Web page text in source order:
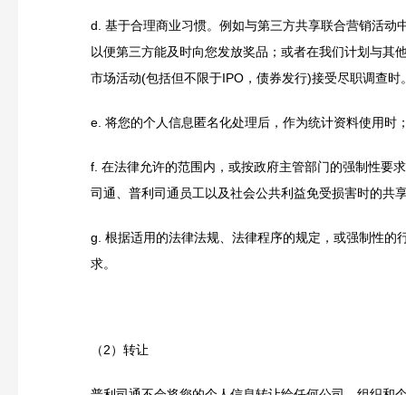
d. 基于合理商业习惯。例如与第三方共享联合营销活动
以便第三方能及时向您发放奖品；或者在我们计划与其
市场活动(包括但不限于IPO，债券发行)接受尽职调查时
e. 将您的个人信息匿名化处理后，作为统计资料使用时
f. 在法律允许的范围内， 或按政府主管部门的强制性要
司通、普利司通员工以及社会公共利益免受损害时的共
g. 根据适用的法律法规、法律程序的规定，或强制性的
求。
（2）转让